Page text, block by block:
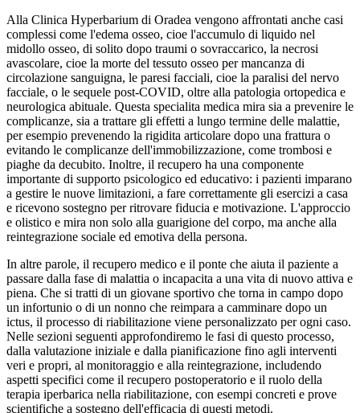
Alla Clinica Hyperbarium di Oradea vengono affrontati anche casi
complessi come l'edema osseo, cioe l'accumulo di liquido nel
midollo osseo, di solito dopo traumi o sovraccarico, la necrosi
avascolare, cioe la morte del tessuto osseo per mancanza di
circolazione sanguigna, le paresi facciali, cioe la paralisi del nervo
facciale, o le sequele post-COVID, oltre alla patologia ortopedica e
neurologica abituale. Questa specialita medica mira sia a prevenire le
complicanze, sia a trattare gli effetti a lungo termine delle malattie,
per esempio prevenendo la rigidita articolare dopo una frattura o
evitando le complicanze dell'immobilizzazione, come trombosi e
piaghe da decubito. Inoltre, il recupero ha una componente
importante di supporto psicologico ed educativo: i pazienti imparano
a gestire le nuove limitazioni, a fare correttamente gli esercizi a casa
e ricevono sostegno per ritrovare fiducia e motivazione. L'approccio
e olistico e mira non solo alla guarigione del corpo, ma anche alla
reintegrazione sociale ed emotiva della persona.
In altre parole, il recupero medico e il ponte che aiuta il paziente a
passare dalla fase di malattia o incapacita a una vita di nuovo attiva e
piena. Che si tratti di un giovane sportivo che torna in campo dopo
un infortunio o di un nonno che reimpara a camminare dopo un
ictus, il processo di riabilitazione viene personalizzato per ogni caso.
Nelle sezioni seguenti approfondiremo le fasi di questo processo,
dalla valutazione iniziale e dalla pianificazione fino agli interventi
veri e propri, al monitoraggio e alla reintegrazione, includendo
aspetti specifici come il recupero postoperatorio e il ruolo della
terapia iperbarica nella riabilitazione, con esempi concreti e prove
scientifiche a sostegno dell'efficacia di questi metodi.